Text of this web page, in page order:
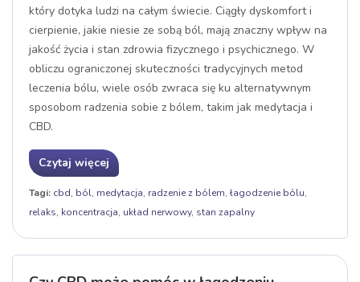
który dotyka ludzi na całym świecie. Ciągły dyskomfort i
cierpienie, jakie niesie ze sobą ból, mają znaczny wpływ na
jakość życia i stan zdrowia fizycznego i psychicznego. W
obliczu ograniczonej skuteczności tradycyjnych metod
leczenia bólu, wiele osób zwraca się ku alternatywnym
sposobom radzenia sobie z bólem, takim jak medytacja i
CBD.
Czytaj więcej
Tagi: cbd, ból, medytacja, radzenie z bólem, łagodzenie bólu,
relaks, koncentracja, układ nerwowy, stan zapalny